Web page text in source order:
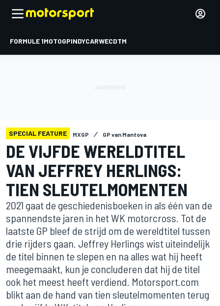
FORMULE 1MOTOGPINDYCARWECDTM
SPECIAL FEATURE MXGP GP van Mantova
DE VIJFDE WERELDTITEL
VAN JEFFREY HERLINGS:
TIEN SLEUTELMOMENTEN
2021 gaat de geschiedenisboeken in als één van de
spannendste jaren in het WK motorcross. Tot de
laatste GP bleef de strijd om de wereldtitel tussen
drie rijders gaan. Jeffrey Herlings wist uiteindelijk
de titel binnen te slepen en na alles wat hij heeft
meegemaakt, kun je concluderen dat hij de titel
ook het meest heeft verdiend. Motorsport.com
blikt aan de hand van tien sleutelmomenten terug